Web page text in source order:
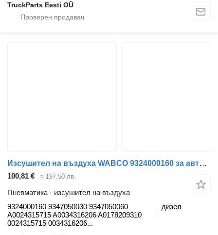
TruckParts Eesti OÜ
Изсушител на въздуха WABCO 9324000160 за автобус Mercedes-Benz Bus II (1996-)
100,81 € ≈ 197,50 лв.
Пневматика - изсушител на въздуха
9324000160 9347050030 9347050060
A0024315715 A0034316206 A0178209310
0024315715 0034316206...
дизел